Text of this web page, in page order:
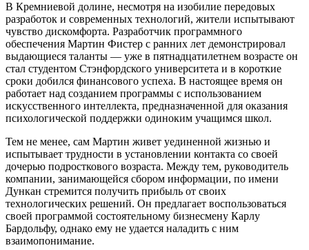
В Кремниевой долине, несмотря на изобилие передовых
разработок и современных технологий, жители испытывают
чувство дискомфорта. Разработчик программного
обеспечения Мартин Фистер с ранних лет демонстрировал
выдающиеся таланты — уже в пятнадцатилетнем возрасте он
стал студентом Стэнфордского университета и в короткие
сроки добился финансового успеха. В настоящее время он
работает над созданием программы с использованием
искусственного интеллекта, предназначенной для оказания
психологической поддержки одиноким учащимся школ.
Тем не менее, сам Мартин живет уединенной жизнью и
испытывает трудности в установлении контакта со своей
дочерью подросткового возраста. Между тем, руководитель
компании, занимающейся сбором информации, по имени
Дункан стремится получить прибыль от своих
технологических решений. Он предлагает воспользоваться
своей программой состоятельному бизнесмену Карлу
Бардольфу, однако ему не удается наладить с ним
взаимопонимание.